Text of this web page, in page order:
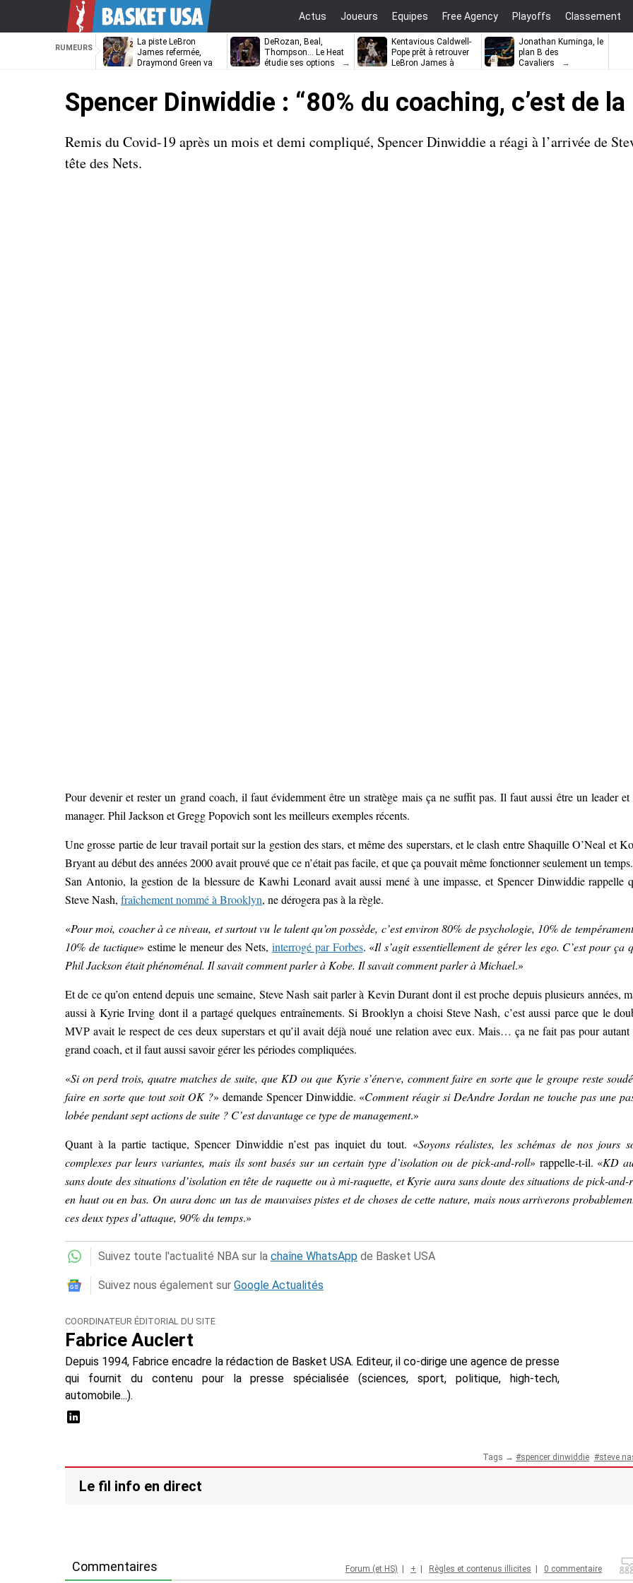
Actus Joueurs Equipes Free Agency Playoffs Classement
RUMEURS
La piste LeBron
James refermée,
Draymond Green va
DeRozan, Beal,
Thompson… Le Heat
étudie ses options
Kentavious Caldwell-
Pope prêt à retrouver
LeBron James à
Jonathan Kuminga, le
plan B des
Cavaliers
Spencer Dinwiddie : “80% du coaching, c’est de
Remis du Covid-19 après un mois et demi compliqué, Spencer Dinwiddie a réagi à l’arrivée de
tête des Nets.
Pour devenir et rester un grand coach, il faut évidemment être un stratège mais ça ne suffit pas. Il faut aussi être un leader et
manager. Phil Jackson et Gregg Popovich sont les meilleurs exemples récents.
Une grosse partie de leur travail portait sur la gestion des stars, et même des superstars, et le clash entre Shaquille O’Neal et
Bryant au début des années 2000 avait prouvé que ce n’était pas facile, et que ça pouvait même fonctionner seulement un
San Antonio, la gestion de la blessure de Kawhi Leonard avait aussi mené à une impasse, et Spencer Dinwiddie rappelle
Steve Nash, fraîchement nommé à Brooklyn, ne dérogera pas à la règle.
«Pour moi, coacher à ce niveau, et surtout vu le talent qu’on possède, c’est environ 80% de psychologie, 10% de
10% de tactique» estime le meneur des Nets, interrogé par Forbes. «Il s’agit essentiellement de gérer les ego. C’est pour ça
Phil Jackson était phénoménal. Il savait comment parler à Kobe. Il savait comment parler à Michael.»
Et de ce qu’on entend depuis une semaine, Steve Nash sait parler à Kevin Durant dont il est proche depuis plusieurs années,
aussi à Kyrie Irving dont il a partagé quelques entraînements. Si Brooklyn a choisi Steve Nash, c’est aussi parce que le
MVP avait le respect de ces deux superstars et qu’il avait déjà noué une relation avec eux. Mais… ça ne fait pas pour autant
grand coach, et il faut aussi savoir gérer les périodes compliquées.
«Si on perd trois, quatre matches de suite, que KD ou que Kyrie s’énerve, comment faire en sorte que le groupe reste
faire en sorte que tout soit OK ?» demande Spencer Dinwiddie. «Comment réagir si DeAndre Jordan ne touche pas une
lobée pendant sept actions de suite ? C’est davantage ce type de management.»
Quant à la partie tactique, Spencer Dinwiddie n’est pas inquiet du tout. «Soyons réalistes, les schémas de nos jours
complexes par leurs variantes, mais ils sont basés sur un certain type d’isolation ou de pick-and-roll» rappelle-t-il. «KD
sans doute des situations d’isolation en tête de raquette ou à mi-raquette, et Kyrie aura sans doute des situations de pick-
en haut ou en bas. On aura donc un tas de mauvaises pistes et de choses de cette nature, mais nous arriverons
ces deux types d’attaque, 90% du temps.»
Suivez toute l'actualité NBA sur la chaîne WhatsApp de Basket USA
Suivez nous également sur Google Actualités
COORDINATEUR ÉDITORIAL DU SITE
Fabrice Auclert
Depuis 1994, Fabrice encadre la rédaction de Basket USA. Editeur, il co-dirige une agence de presse
qui fournit du contenu pour la presse spécialisée (sciences, sport, politique, high-tech,
automobile...).
Tags → spencer dinwiddie steve
Le fil info en direct
Commentaires Forum (et HS) + Règles et contenus illicites 0 commentaire